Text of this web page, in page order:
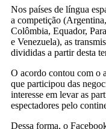
Nos países de língua
a competição
Colômbia, Equador,
e Venezuela), as
divididas a partir desta
O acordo contou com o
que participou das
interesse em levar as
espectadores pelo
Dessa forma, o